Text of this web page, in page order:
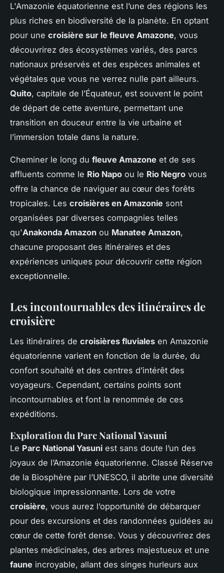
L'Amazonie équatorienne est l’une des régions les
plus riches en biodiversité de la planète. En optant
pour une croisière sur le fleuve Amazone, vous
découvrirez des écosystèmes variés, des parcs
nationaux préservés et des espèces animales et
végétales que vous ne verrez nulle part ailleurs.
Quito, capitale de l’Équateur, est souvent le point
de départ de cette aventure, permettant une
transition en douceur entre la vie urbaine et
l’immersion totale dans la nature.
Cheminer le long du fleuve Amazone et de ses
affluents comme le Rio Napo ou le Rio Negro vous
offre la chance de naviguer au cœur des forêts
tropicales. Les croisières en Amazonie sont
organisées par diverses compagnies telles
qu'Anakonda Amazon ou Manatee Amazon,
chacune proposant des itinéraires et des
expériences uniques pour découvrir cette région
exceptionnelle.
Les incontournables des itinéraires de
croisière
Les itinéraires de croisières fluviales en Amazonie
équatorienne varient en fonction de la durée, du
confort souhaité et des centres d’intérêt des
voyageurs. Cependant, certains points sont
incontournables et font la renommée de ces
expéditions.
Exploration du Parc National Yasuni
Le Parc National Yasuni est sans doute l’un des
joyaux de l’Amazonie équatorienne. Classé Réserve
de la Biosphère par l’UNESCO, il abrite une diversité
biologique impressionnante. Lors de votre
croisière, vous aurez l’opportunité de débarquer
pour des excursions et des randonnées guidées au
cœur de cette forêt dense. Vous y découvrirez des
plantes médicinales, des arbres majestueux et une
faune incroyable, allant des singes hurleurs aux